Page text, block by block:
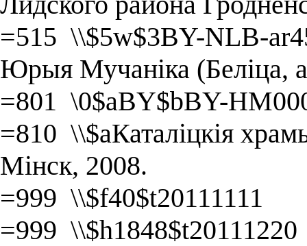
=515 \\$5w$3BY-NLB-
Юрыя Мучаніка (Беліца,
=801 \0$aBY$bBY-
=810 \\$aКаталіцкія
Мінск, 2008.
=999 \\$f40$t20111111
=999 \\$h1848$t20111220